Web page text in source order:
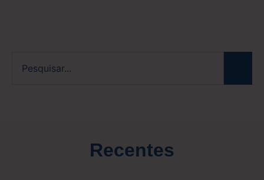
Recentes